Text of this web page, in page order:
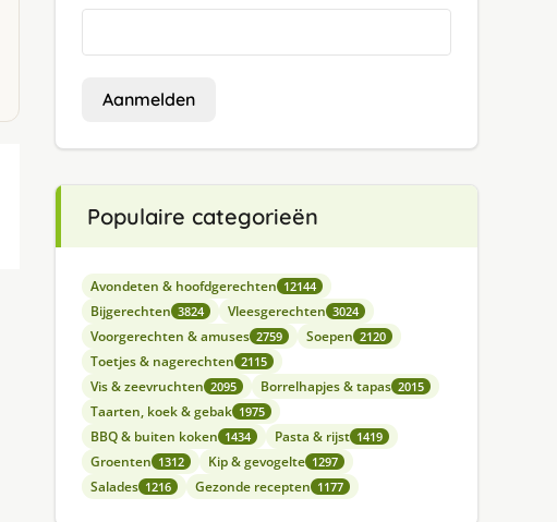
Aanmelden
Populaire categorieën
Avondeten & hoofdgerechten 12144
Bijgerechten 3824 Vleesgerechten 3024
Voorgerechten & amuses 2759 Soepen 2120
Toetjes & nagerechten 2115
Vis & zeevruchten 2095 Borrelhapjes & tapas 2015
Taarten, koek & gebak 1975
BBQ & buiten koken 1434 Pasta & rijst 1419
Groenten 1312 Kip & gevogelte 1297
Salades 1216 Gezonde recepten 1177